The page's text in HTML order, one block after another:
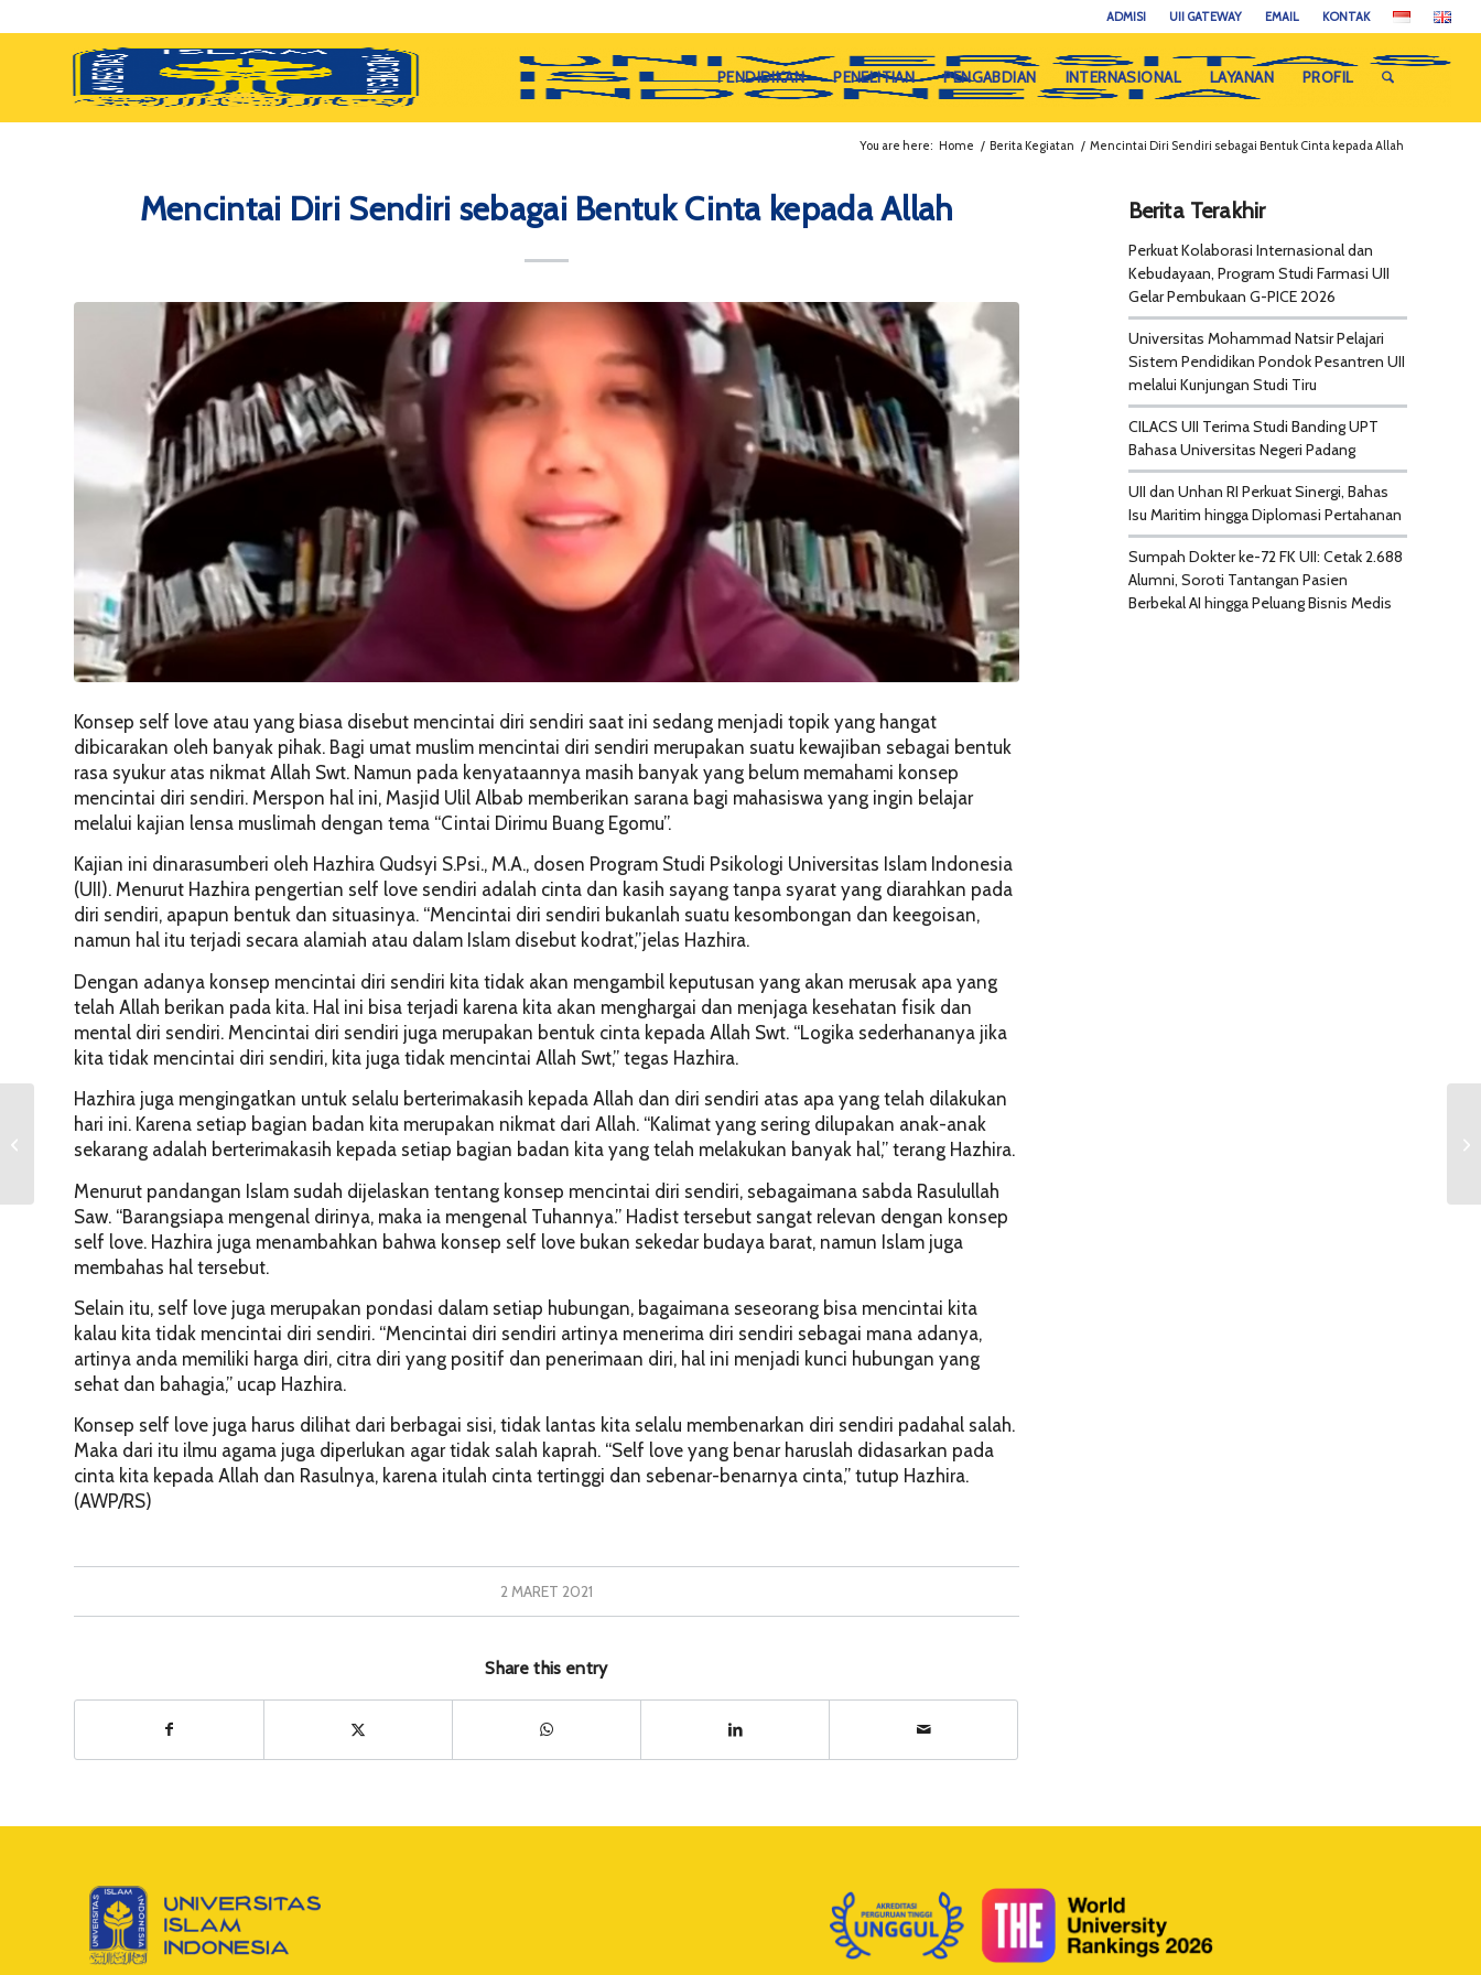
ADMISI UII GATEWAY EMAIL KONTAK
PENDIDIKAN PENELITIAN PENGABDIAN INTERNASIONAL LAYANAN PROFIL
You are here: Home / Berita Kegiatan / Mencintai Diri Sendiri sebagai Bentuk Cinta kepada Allah
Mencintai Diri Sendiri sebagai Bentuk Cinta kepada Allah
Konsep self love atau yang biasa disebut mencintai diri sendiri saat ini sedang menjadi topik yang hangat
dibicarakan oleh banyak pihak. Bagi umat muslim mencintai diri sendiri merupakan suatu kewajiban sebagai bentuk
rasa syukur atas nikmat Allah Swt. Namun pada kenyataannya masih banyak yang belum memahami konsep
mencintai diri sendiri. Merspon hal ini, Masjid Ulil Albab memberikan sarana bagi mahasiswa yang ingin belajar
melalui kajian lensa muslimah dengan tema “Cintai Dirimu Buang Egomu”.
Kajian ini dinarasumberi oleh Hazhira Qudsyi S.Psi., M.A., dosen Program Studi Psikologi Universitas Islam Indonesia
(UII). Menurut Hazhira pengertian self love sendiri adalah cinta dan kasih sayang tanpa syarat yang diarahkan pada
diri sendiri, apapun bentuk dan situasinya. “Mencintai diri sendiri bukanlah suatu kesombongan dan keegoisan,
namun hal itu terjadi secara alamiah atau dalam Islam disebut kodrat,”jelas Hazhira.
Dengan adanya konsep mencintai diri sendiri kita tidak akan mengambil keputusan yang akan merusak apa yang
telah Allah berikan pada kita. Hal ini bisa terjadi karena kita akan menghargai dan menjaga kesehatan fisik dan
mental diri sendiri. Mencintai diri sendiri juga merupakan bentuk cinta kepada Allah Swt. “Logika sederhananya jika
kita tidak mencintai diri sendiri, kita juga tidak mencintai Allah Swt,” tegas Hazhira.
Hazhira juga mengingatkan untuk selalu berterimakasih kepada Allah dan diri sendiri atas apa yang telah dilakukan
hari ini. Karena setiap bagian badan kita merupakan nikmat dari Allah. “Kalimat yang sering dilupakan anak-anak
sekarang adalah berterimakasih kepada setiap bagian badan kita yang telah melakukan banyak hal,” terang Hazhira.
Menurut pandangan Islam sudah dijelaskan tentang konsep mencintai diri sendiri, sebagaimana sabda Rasulullah
Saw. “Barangsiapa mengenal dirinya, maka ia mengenal Tuhannya.” Hadist tersebut sangat relevan dengan konsep
self love. Hazhira juga menambahkan bahwa konsep self love bukan sekedar budaya barat, namun Islam juga
membahas hal tersebut.
Selain itu, self love juga merupakan pondasi dalam setiap hubungan, bagaimana seseorang bisa mencintai kita
kalau kita tidak mencintai diri sendiri. “Mencintai diri sendiri artinya menerima diri sendiri sebagai mana adanya,
artinya anda memiliki harga diri, citra diri yang positif dan penerimaan diri, hal ini menjadi kunci hubungan yang
sehat dan bahagia,” ucap Hazhira.
Konsep self love juga harus dilihat dari berbagai sisi, tidak lantas kita selalu membenarkan diri sendiri padahal salah.
Maka dari itu ilmu agama juga diperlukan agar tidak salah kaprah. “Self love yang benar haruslah didasarkan pada
cinta kita kepada Allah dan Rasulnya, karena itulah cinta tertinggi dan sebenar-benarnya cinta,” tutup Hazhira.
(AWP/RS)
2 MARET 2021
Share this entry
Berita Terakhir
Perkuat Kolaborasi Internasional dan
Kebudayaan, Program Studi Farmasi UII
Gelar Pembukaan G-PICE 2026
Universitas Mohammad Natsir Pelajari
Sistem Pendidikan Pondok Pesantren UII
melalui Kunjungan Studi Tiru
CILACS UII Terima Studi Banding UPT
Bahasa Universitas Negeri Padang
UII dan Unhan RI Perkuat Sinergi, Bahas
Isu Maritim hingga Diplomasi Pertahanan
Sumpah Dokter ke-72 FK UII: Cetak 2.688
Alumni, Soroti Tantangan Pasien
Berbekal AI hingga Peluang Bisnis Medis
Meneladani
Keberkahan Waktu Para